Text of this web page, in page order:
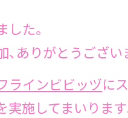
た。
ありがとうござい
ラインビビッヅに
実施してまいります